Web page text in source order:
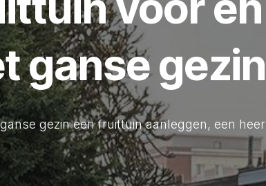
ganse gezin
gezin een fruittuin aanleggen, een